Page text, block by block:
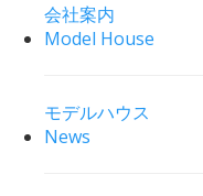
会社案内
Model House
モデルハウス
News